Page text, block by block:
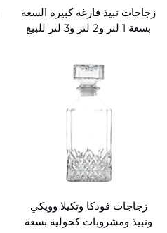
زجاجات نبيذ فارغة كبيرة السعة
بسعة 1 لتر و2 لتر و3 لتر للبيع
زجاجات فودكا وتكيلا وويكي
ونبيذ ومشروبات كحولية بسعة